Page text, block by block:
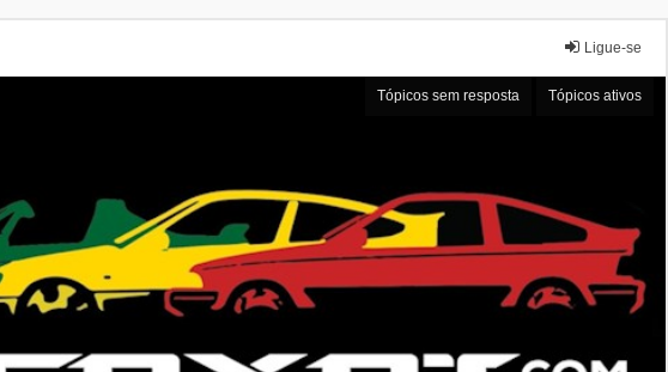
Ligue-se
Tópicos sem resposta Tópicos ativos